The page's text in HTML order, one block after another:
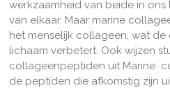
werkzaamheid van beide in
van elkaar. Maarmarine
het menselijk collageen, wat de
lichaam verbetert. Ook wijzen
collageenpeptiden uit Marine
de peptiden die afkomstig zijn